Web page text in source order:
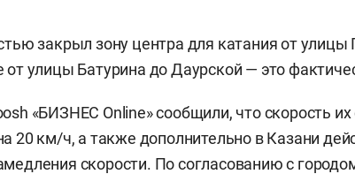
закрыл зону центра для катания от улицы
улицы Батурина до Даурской — это
«БИЗНЕС Online» сообщили, что скорость
20 км/ч, а также дополнительно в Казани
скорости. По согласованию с